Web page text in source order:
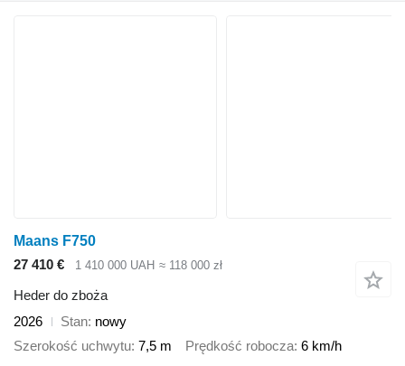
Maans F750
27 410 €
1 410 000 UAH ≈ 118 000 zł
Heder do zboża
2026
Stan nowy
Szerokość uchwytu 7,5 m Prędkość robocza 6 km/h